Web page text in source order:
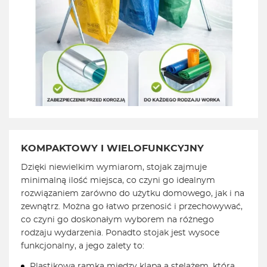
KOMPAKTOWY I WIELOFUNKCYJNY
Dzięki niewielkim wymiarom, stojak zajmuje
minimalną ilość miejsca, co czyni go idealnym
rozwiązaniem zarówno do użytku domowego, jak i na
zewnątrz. Można go łatwo przenosić i przechowywać,
co czyni go doskonałym wyborem na różnego
rodzaju wydarzenia. Ponadto stojak jest wysoce
funkcjonalny, a jego zalety to: